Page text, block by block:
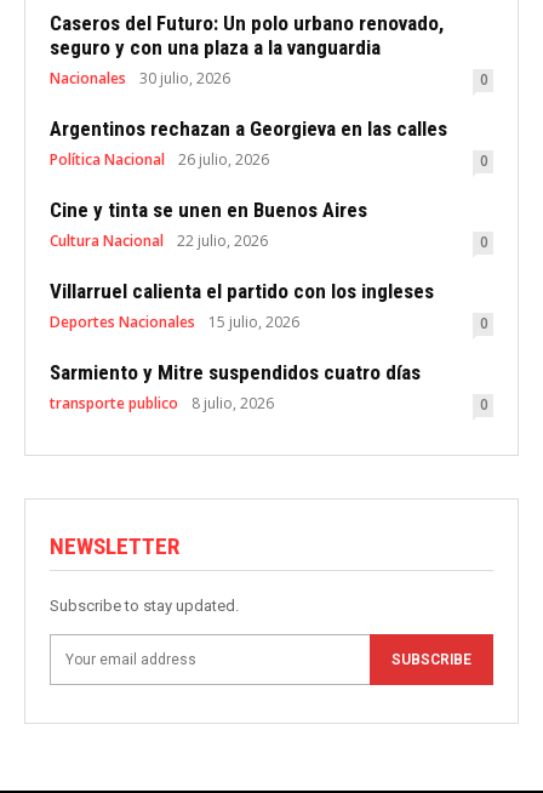
Caseros del Futuro: Un polo urbano renovado,
seguro y con una plaza a la vanguardia
Nacionales 30 julio, 2026 0
Argentinos rechazan a Georgieva en las calles
Política Nacional 26 julio, 2026 0
Cine y tinta se unen en Buenos Aires
Cultura Nacional 22 julio, 2026 0
Villarruel calienta el partido con los ingleses
Deportes Nacionales 15 julio, 2026 0
Sarmiento y Mitre suspendidos cuatro días
transporte publico 8 julio, 2026 0
NEWSLETTER
Subscribe to stay updated.
SUBSCRIBE